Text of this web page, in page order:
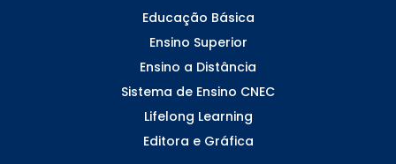
Educação Básica
Ensino Superior
Ensino a Distância
Sistema de Ensino CNEC
Lifelong Learning
Editora e Gráfica